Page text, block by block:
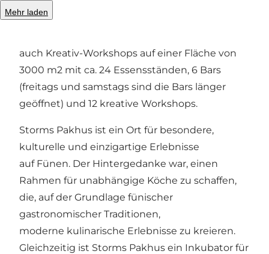
Mehr laden
kreativer
auch Kreativ-Workshops auf einer Fläche von
3000 m2 mit ca. 24 Essensständen, 6 Bars
(freitags und samstags sind die Bars länger
geöffnet) und 12 kreative Workshops.
Storms Pakhus ist ein Ort für besondere,
kulturelle und einzigartige Erlebnisse
auf Fünen. Der Hintergedanke war, einen
Rahmen für unabhängige Köche zu schaffen,
die, auf der Grundlage fünischer
gastronomischer Traditionen,
moderne kulinarische Erlebnisse zu kreieren.
Gleichzeitig ist Storms Pakhus ein Inkubator für